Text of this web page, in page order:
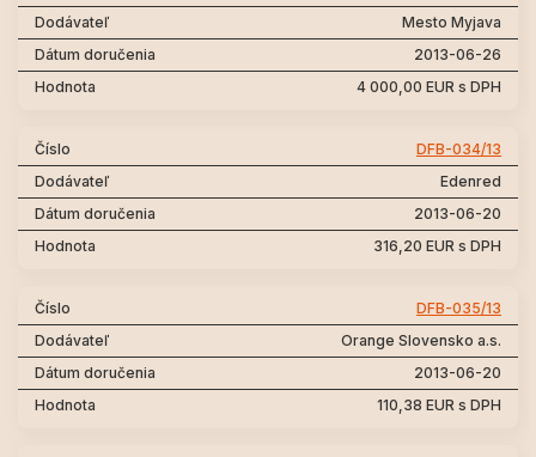
Mesto Myjava
2013-06-26
4 000,00 EUR s DPH
DFB-034/13
Edenred
2013-06-20
316,20 EUR s DPH
DFB-035/13
Orange Slovensko a.s.
2013-06-20
110,38 EUR s DPH